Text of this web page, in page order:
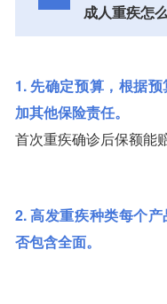
成人重疾怎
1. 先确定预算，根据
加其他保险责任。
首次重疾确诊后保额能
2. 高发重疾种类每个
否包含全面。